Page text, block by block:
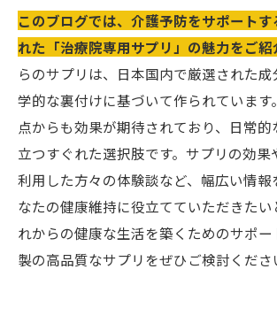
このブログでは、介護予防をサポート
れた「治療院専用サプリ」の魅力をご紹
らのサプリは、日本国内で厳選された
学的な裏付けに基づいて作られています
点からも効果が期待されており、日常
立つすぐれた選択肢です。サプリの効果
利用した方々の体験談など、幅広い情報
なたの健康維持に役立てていただきたい
れからの健康な生活を築くためのサポ
製の高品質なサプリをぜひご検討くださ